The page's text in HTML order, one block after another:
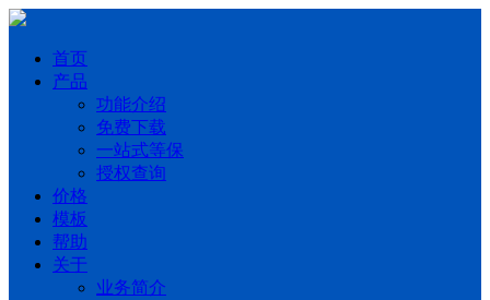
首页
产品
功能介绍
免费下载
一站式等保
授权查询
价格
模板
帮助
关于
业务简介